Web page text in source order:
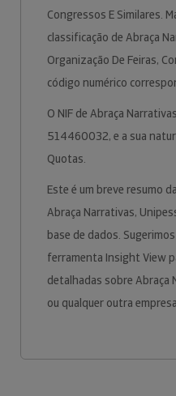
Congressos E Similares.
classificação de Abraça
Organização De Feiras,
código numérico
O NIF de Abraça
514460032, e a sua
Quotas.
Este é um breve resumo
Abraça Narrativas,
base de dados.
ferramenta Insight View
detalhadas sobre Abraça
ou qualquer outra